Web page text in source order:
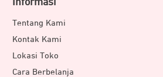
Informasi
Tentang Kami
Kontak Kami
Lokasi Toko
Cara Berbelanja